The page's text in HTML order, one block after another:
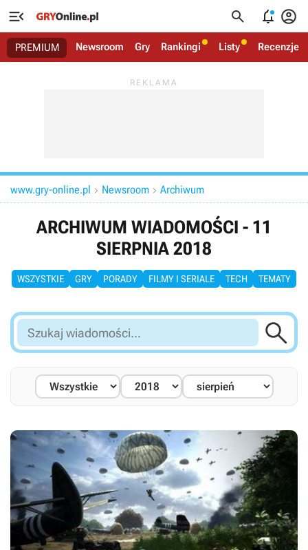
   
PREMIUM Newsroom Gry Rankingi Listy Recenzje
www.gry-online.pl  Newsroom  Archiwum
ARCHIWUM WIADOMOŚCI - 11
SIERPNIA 2018
WSZYSTKIE GRY PORADY FILMY I SERIALE TECH TEMATY
Szukaj
wiadomości...
